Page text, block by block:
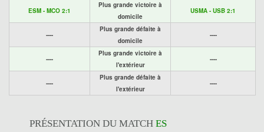
ESM - MCO 2:1
Plus grande victoire à
domicile
USMA - USB 2:1
----
Plus grande défaite à
domicile
----
----
Plus grande victoire à
l'extérieur
----
----
Plus grande défaite à
l'extérieur
----
PRÉSENTATION DU MATCH ES